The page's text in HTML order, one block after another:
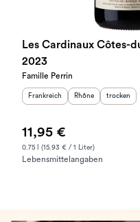
Les Cardinaux Côtes-
2023
Famille Perrin
Herkunftsland
Frankreich Herkunftsregion:
Rhône Geschmack
trocken
11,95 €
0.75 l (15.93 € / 1 Liter)
Lebensmittelangaben